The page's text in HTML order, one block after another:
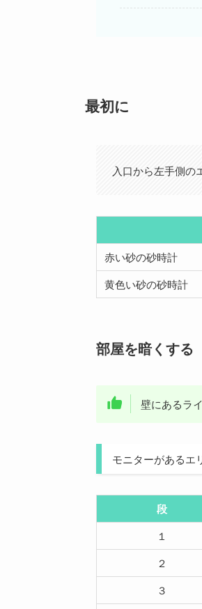
最初に
入口から左手側の
赤い砂の砂時計
黄色い砂の砂時計
部屋を暗くする
壁にあるラ
モニターがあるエ
段
１
２
３